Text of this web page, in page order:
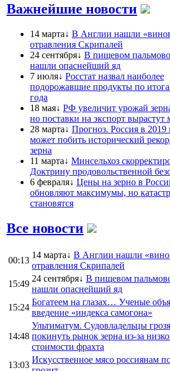
Важнейшие новости
14 марта↓ В Англии нашли
отравления Скрипалей
24 сентября↓ В пищевом
нашли опаснейший яд
7 июля↓ Росстат назвал наиболее
подорожавшие продукты по
года
18 мая↓ РФ увеличит урожай
но поставки на экспорт вырастут
28 марта↓ Прогноз. Россия в 2019
может побить исторический
зерна
11 марта↓ Минсельхоз
Доктрину продовольственной
6 февраля↓ Цены на зерно в
обновляют максимумы, но
становятся
Все новости
00:13
14 марта↓ В Англии нашли
отравления Скрипалей
15:49
24 сентября↓ В пищевом
нашли опаснейший яд
15:24
Богатеем на глазах… Ученые
введение «индекса самогона»
14:48
Ультиматум. Судовладельцы
покинуть рынок зерна из-за
стоимости фрахта
13:03
Искусственное мясо россиянам